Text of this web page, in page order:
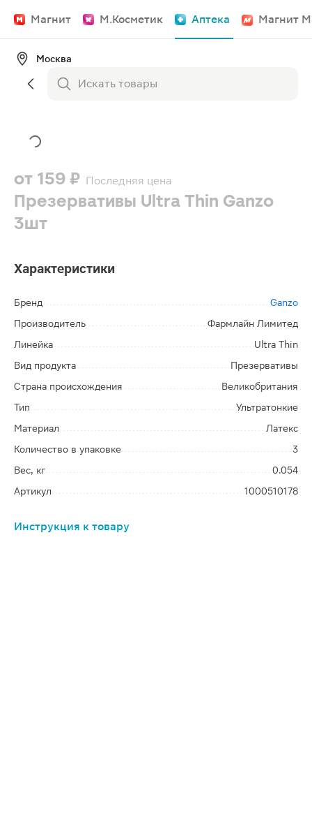
Магнит М.Косметик Аптека Магнит
Москва
от 159 ₽ Последняя цена
Презервативы Ultra Thin Ganzo
3шт
Характеристики
Бренд
Ganzo
Производитель
Фармлайн Лимитед
Линейка
Ultra Thin
Вид продукта
Презервативы
Страна происхождения
Великобритания
Тип
Ультратонкие
Материал
Латекс
Количество в упаковке
3
Вес, кг
0.054
Артикул
1000510178
Инструкция к товару